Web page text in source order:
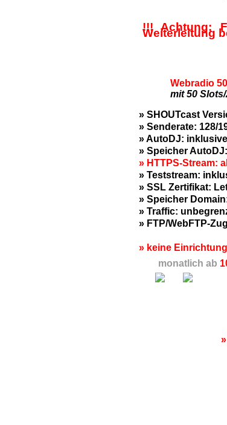
!!! Achtung:
Weiterleitung
Webradio 50
mit 50
» SHOUTcast
» Senderate: 128/
» AutoDJ: inklusive
» Speicher
» HTTPS-Stream:
» Teststream:
» SSL Zertifikat:
» Speicher
» Traffic:
» FTP/WebFTP-
» keine
monatlich ab